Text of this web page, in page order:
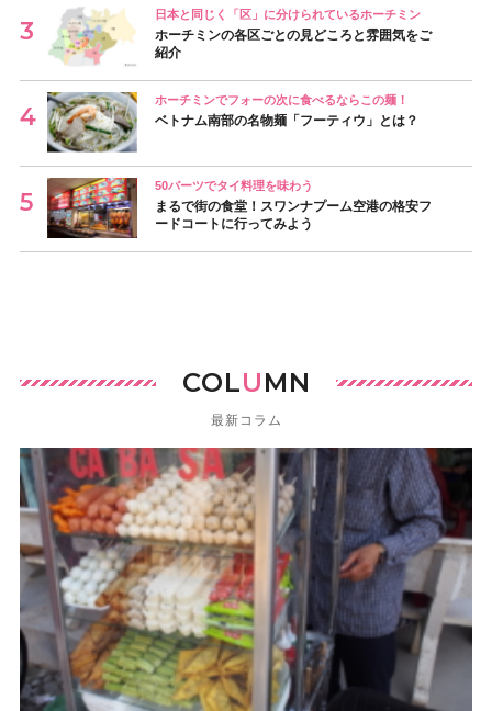
日本と同じく「区」に分けられているホーチミン
ホーチミンの各区ごとの見どころと雰囲気をご
紹介
ホーチミンでフォーの次に食べるならこの麺！
ベトナム南部の名物麺「フーティウ」とは？
50バーツでタイ料理を味わう
まるで街の食堂！スワンナプーム空港の格安フ
ードコートに行ってみよう
COLUMN
最新コラム